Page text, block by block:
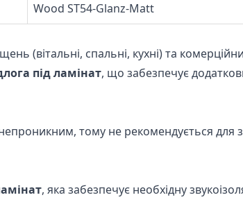
Wood ST54-Glanz-Matt
(вітальні, спальні, кухні) та
під ламінат, що забезпечує
тому не рекомендується
, яка забезпечує необхідну